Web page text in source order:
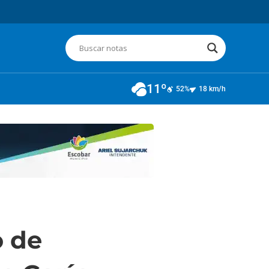
11º 52% 18 km/h
de